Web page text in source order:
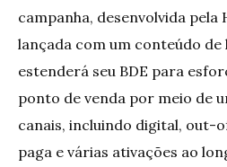
campanha, desenvolvida pela
lançada com um conteúdo de
estenderá seu BDE para
ponto de venda por meio de
canais, incluindo digital, out-
paga e várias ativações ao